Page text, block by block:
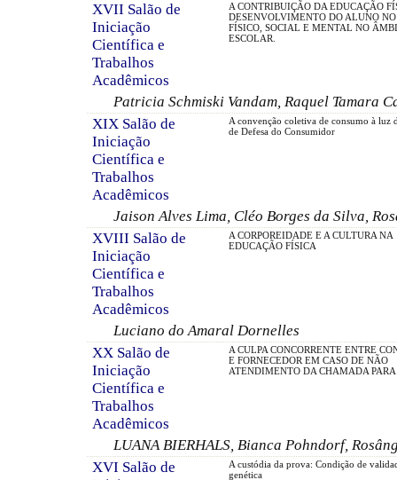
XVII Salão de
Iniciação
Científica e
Trabalhos
Acadêmicos
A CONTRIBUIÇÃO DA EDUCAÇÃO
DESENVOLVIMENTO DO ALUNO NO
FÍSICO, SOCIAL E MENTAL NO
ESCOLAR.
Patricia Schmiski Vandam, Raquel Tamara
XIX Salão de
Iniciação
Científica e
Trabalhos
Acadêmicos
A convenção coletiva de consumo à luz
de Defesa do Consumidor
Jaison Alves Lima, Cléo Borges da Silva,
XVIII Salão de
Iniciação
Científica e
Trabalhos
Acadêmicos
A CORPOREIDADE E A CULTURA NA
EDUCAÇÃO FÍSICA
Luciano do Amaral Dornelles
XX Salão de
Iniciação
Científica e
Trabalhos
Acadêmicos
A CULPA CONCORRENTE ENTRE
E FORNECEDOR EM CASO DE NÃO
ATENDIMENTO DA CHAMADA
LUANA BIERHALS, Bianca Pohndorf,
XVI Salão de
A custódia da prova: Condição de
genética